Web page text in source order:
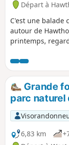
Départ à
C'est une balade
autour de
printemps,
verras de l'ail des
des bois.
Grande
parc naturel
6,83 km